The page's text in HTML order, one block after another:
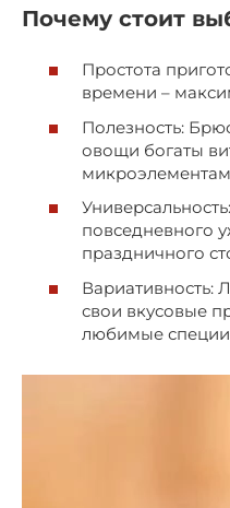
Почему стоит
Простота
времени –
Полезность:
овощи богаты
повседневного
праздничного
Вариативность:
свои вкусовые
любимые специи